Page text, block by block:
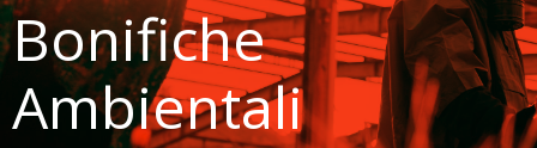
Bonifiche
Ambientali